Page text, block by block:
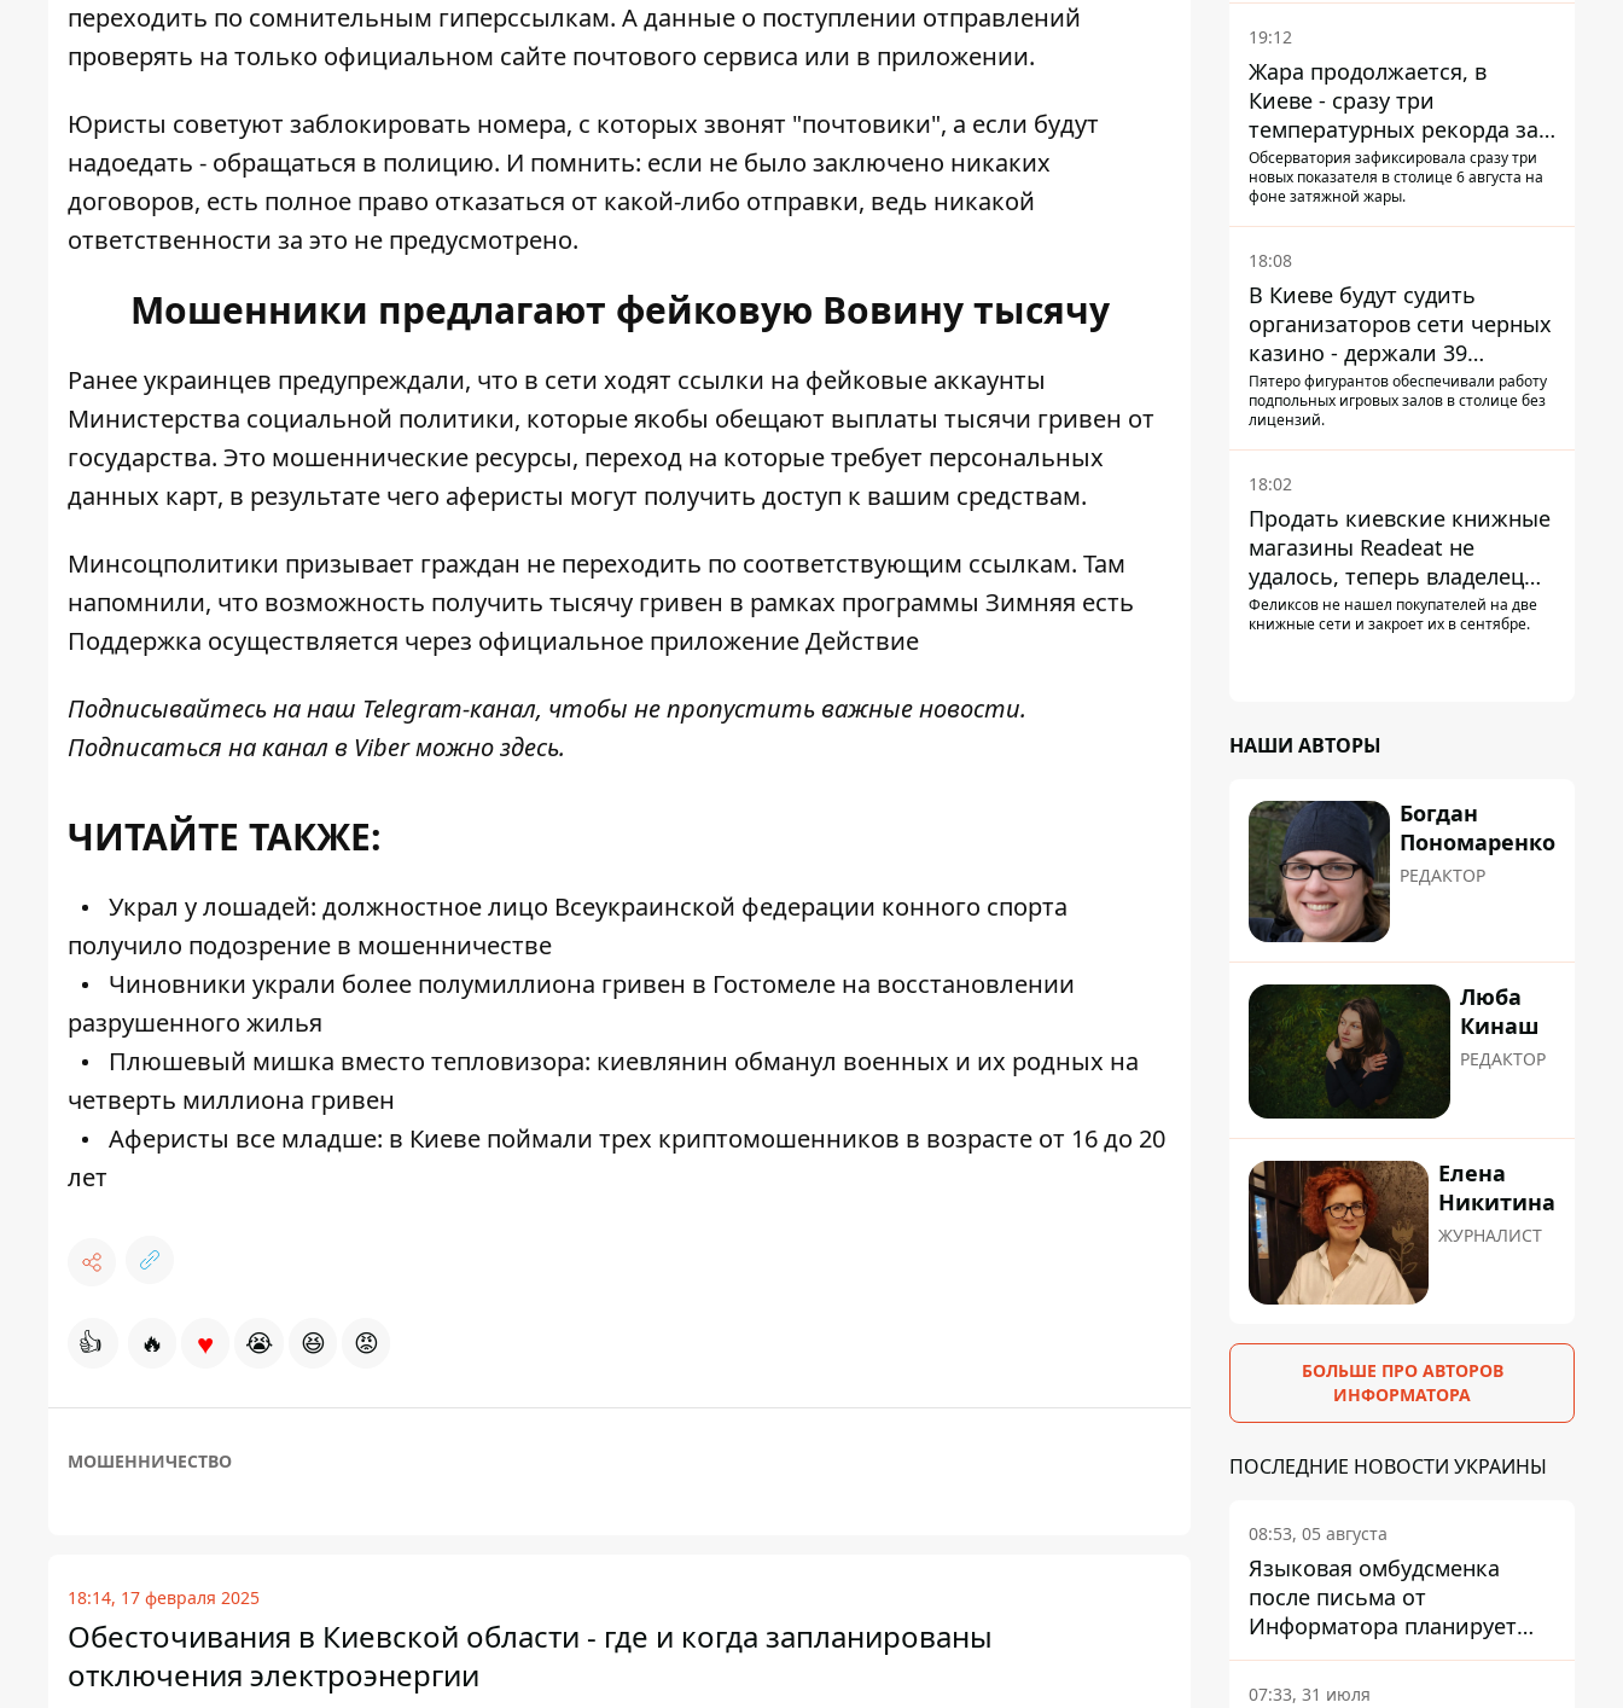
переходить по сомнительным гиперссылкам. А данные о поступлении отправлений
проверять на только официальном сайте почтового сервиса или в приложении.
Юристы советуют заблокировать номера, с которых звонят "почтовики", а если будут
надоедать - обращаться в полицию. И помнить: если не было заключено никаких
договоров, есть полное право отказаться от какой-либо отправки, ведь никакой
ответственности за это не предусмотрено.
Мошенники предлагают фейковую Вовину тысячу
Ранее украинцев предупреждали, что в сети ходят ссылки на фейковые аккаунты
Министерства социальной политики, которые якобы обещают выплаты тысячи гривен от
государства. Это мошеннические ресурсы, переход на которые требует персональных
данных карт, в результате чего аферисты могут получить доступ к вашим средствам.
Минсоцполитики призывает граждан не переходить по соответствующим ссылкам. Там
напомнили, что возможность получить тысячу гривен в рамках программы Зимняя есть
Поддержка осуществляется через официальное приложение Действие
Подписывайтесь на наш Telegram-канал, чтобы не пропустить важные новости.
Подписаться на канал в Viber можноздесь.
ЧИТАЙТЕ ТАКЖЕ:
Украл у лошадей: должностное лицо Всеукраинской федерации конного спорта
получило подозрение в мошенничестве
Чиновники украли более полумиллиона гривен в Гостомеле на восстановлении
разрушенного жилья
Плюшевый мишка вместо тепловизора: киевлянин обманул военных и их родных на
четверть миллиона гривен
Аферисты все младше: в Киеве поймали трех криптомошенников в возрасте от 16 до 20
лет
👍 🔥 ♥ 😭 😆 😡
МОШЕННИЧЕСТВО
18:14, 17 февраля 2025
Обесточивания в Киевской области - где и когда запланированы
отключения электроэнергии
19:12
Жара продолжается, в
Киеве - сразу три
температурных рекорда за
день
Обсерватория зафиксировала сразу три
новых показателя в столице 6 августа на
фоне затяжной жары.
18:08
В Киеве будут судить
организаторов сети черных
казино - держали 39
заведений
Пятеро фигурантов обеспечивали работу
подпольных игровых залов в столице без
лицензий.
18:02
Продать киевские книжные
магазины Readeat не
удалось, теперь владелец
их просто закроет
Феликсов не нашел покупателей на две
книжные сети и закроет их в сентябре.
НАШИ АВТОРЫ
Богдан
Пономаренко
РЕДАКТОР
Люба
Кинаш
РЕДАКТОР
Елена
Никитина
ЖУРНАЛИСТ
БОЛЬШЕ ПРО АВТОРОВ
ИНФОРМАТОРА
ПОСЛЕДНИЕ НОВОСТИ УКРАИНЫ
08:53, 05 августа
Языковая омбудсменка
после письма от
Информатора планирует
наказать компанию-
подрядчика ПриватБанка
07:33, 31 июля